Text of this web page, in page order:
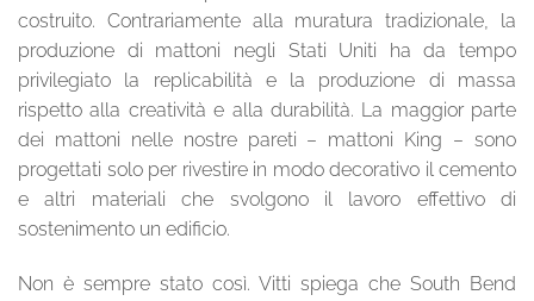
costruito. Contrariamente alla muratura tradizionale, la
produzione di mattoni negli Stati Uniti ha da tempo
privilegiato la replicabilità e la produzione di massa
rispetto alla creatività e alla durabilità. La maggior parte
dei mattoni nelle nostre pareti – mattoni King – sono
progettati solo per rivestire in modo decorativo il cemento
e altri materiali che svolgono il lavoro effettivo di
sostenimento un edificio.
Non è sempre stato così. Vitti spiega che South Bend